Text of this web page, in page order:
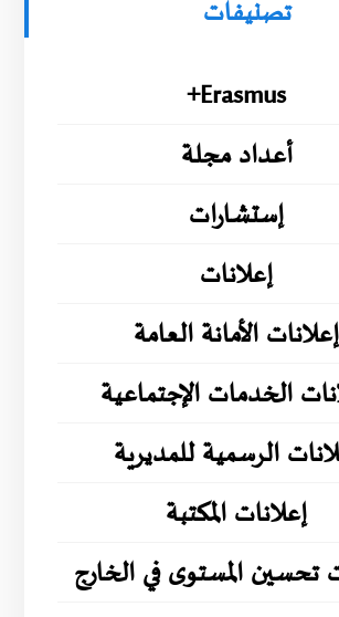
تصنيفات
Erasmus+
أعداد مجلة
إستشارات
إعلانات
إعلانات الأمانة العامة
الخدمات الإجتماعية
الرسمية للمديرية
إعلانات المكتبة
تحسين المستوى في الخارج